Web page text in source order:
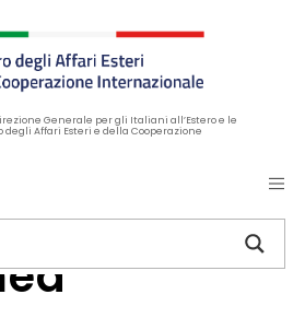
Generale per gli Italiani all’Estero e le
Affari Esteri e della Cooperazione